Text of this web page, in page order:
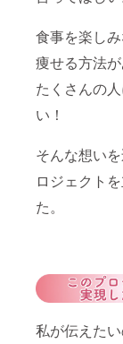
食事を楽し
痩せる方法が
たくさんの
い！
そんな想い
ロジェクト
た。
私が伝えたい